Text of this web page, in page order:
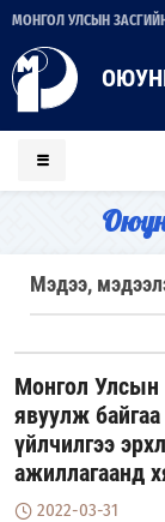
МОНГОЛ УЛСЫН
Мэдээ,
Монгол Улсын
явуулж
үйлчилгээ
ажиллагаанд
2022-03-31